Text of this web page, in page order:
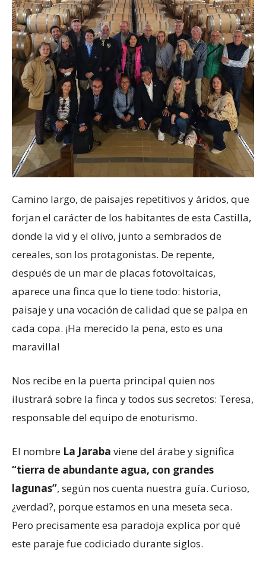
Camino largo, de paisajes repetitivos y áridos, que
forjan el carácter de los habitantes de esta Castilla,
donde la vid y el olivo, junto a sembrados de
cereales, son los protagonistas. De repente,
después de un mar de placas fotovoltaicas,
aparece una finca que lo tiene todo: historia,
paisaje y una vocación de calidad que se palpa en
cada copa. ¡Ha merecido la pena, esto es una
maravilla!
Nos recibe en la puerta principal quien nos
ilustrará sobre la finca y todos sus secretos: Teresa,
responsable del equipo de enoturismo.
El nombre La Jaraba viene del árabe y significa
“tierra de abundante agua, con grandes
lagunas”, según nos cuenta nuestra guía. Curioso,
¿verdad?, porque estamos en una meseta seca.
Pero precisamente esa paradoja explica por qué
este paraje fue codiciado durante siglos.